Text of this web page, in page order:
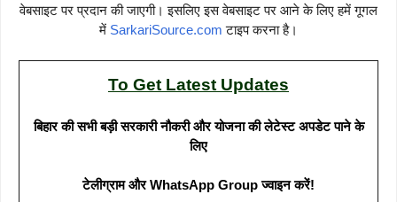
वेबसाइट पर प्रदान की जाएगी। इसलिए इस वेबसाइट पर आने के लिए हमें गूगल
में SarkariSource.com टाइप करना है।
To Get Latest Updates
बिहार की सभी बड़ी सरकारी नौकरी और योजना की लेटेस्ट अपडेट पाने के
लिए
टेलीग्राम और WhatsApp Group ज्वाइन करें!